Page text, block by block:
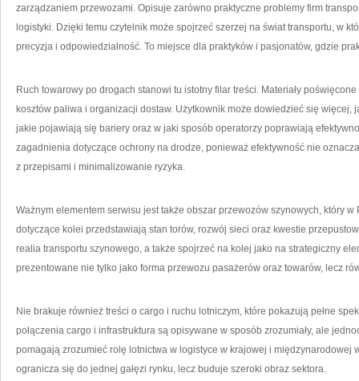
zarządzaniem przewozami. Opisuje zarówno praktyczne problemy firm
logistyki. Dzięki temu czytelnik może spojrzeć szerzej na świat transportu, w
precyzja i odpowiedzialność. To miejsce dla praktyków i pasjonatów, gdzie
Ruch towarowy po drogach stanowi tu istotny filar treści. Materiały
kosztów paliwa i organizacji dostaw. Użytkownik może dowiedzieć się więcej,
jakie pojawiają się bariery oraz w jaki sposób operatorzy poprawiają
zagadnienia dotyczące ochrony na drodze, ponieważ efektywność nie
z przepisami i minimalizowanie ryzyka.
Ważnym elementem serwisu jest także obszar przewozów szynowych, który
dotyczące kolei przedstawiają stan torów, rozwój sieci oraz kwestie
realia transportu szynowego, a także spojrzeć na kolej jako na strategiczny
prezentowane nie tylko jako forma przewozu pasażerów oraz towarów, lecz
Nie brakuje również treści o cargo i ruchu lotniczym, które pokazują pełne
połączenia cargo i infrastruktura są opisywane w sposób zrozumiały, ale
pomagają zrozumieć rolę lotnictwa w logistyce w krajowej i międzynarodowej
ogranicza się do jednej gałęzi rynku, lecz buduje szeroki obraz sektora.